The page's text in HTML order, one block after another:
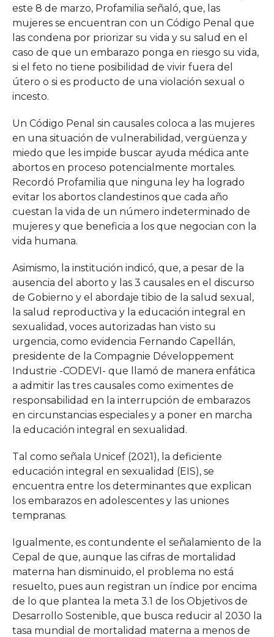
este 8 de marzo, Profamilia señaló, que, las
mujeres se encuentran con un Código Penal que
las condena por priorizar su vida y su salud en el
caso de que un embarazo ponga en riesgo su vida,
si el feto no tiene posibilidad de vivir fuera del
útero o si es producto de una violación sexual o
incesto.
Un Código Penal sin causales coloca a las mujeres
en una situación de vulnerabilidad, vergüenza y
miedo que les impide buscar ayuda médica ante
abortos en proceso potencialmente mortales.
Recordó Profamilia que ninguna ley ha logrado
evitar los abortos clandestinos que cada año
cuestan la vida de un número indeterminado de
mujeres y que beneficia a los que negocian con la
vida humana.
Asimismo, la institución indicó, que, a pesar de la
ausencia del aborto y las 3 causales en el discurso
de Gobierno y el abordaje tibio de la salud sexual,
la salud reproductiva y la educación integral en
sexualidad, voces autorizadas han visto su
urgencia, como evidencia Fernando Capellán,
presidente de la Compagnie Développement
Industrie -CODEVI- que llamó de manera enfática
a admitir las tres causales como eximentes de
responsabilidad en la interrupción de embarazos
en circunstancias especiales y a poner en marcha
la educación integral en sexualidad.
Tal como señala Unicef (2021), la deficiente
educación integral en sexualidad (EIS), se
encuentra entre los determinantes que explican
los embarazos en adolescentes y las uniones
tempranas.
Igualmente, es contundente el señalamiento de la
Cepal de que, aunque las cifras de mortalidad
materna han disminuido, el problema no está
resuelto, pues aun registran un índice por encima
de lo que plantea la meta 3.1 de los Objetivos de
Desarrollo Sostenible, que busca reducir al 2030 la
tasa mundial de mortalidad materna a menos de